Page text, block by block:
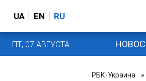
UA EN RU
ПТ, 07 АВГУСТА
РБК-Украина »